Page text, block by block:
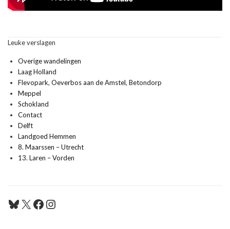
Leuke verslagen
Overige wandelingen
Laag Holland
Flevopark, Oeverbos aan de Amstel, Betondorp
Meppel
Schokland
Contact
Delft
Landgoed Hemmen
8. Maarssen – Utrecht
13. Laren – Vorden
Bluesky
X Facebook
Instagram